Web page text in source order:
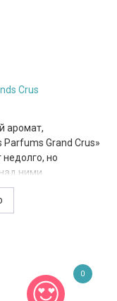
Crus
аромат,
Grand Crus»
но
ними
цветов
отцветут – а
конца весны или
Болие удалось
0